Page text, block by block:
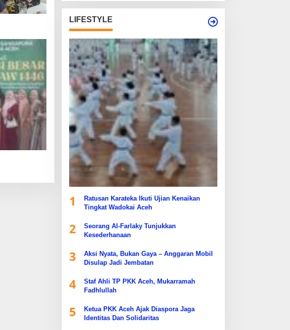
LIFESTYLE
1
Ratusan Karateka Ikuti Ujian Kenaikan
Tingkat Wadokai Aceh
2
Seorang Al-Farlaky Tunjukkan
Kesederhanaan
3
Aksi Nyata, Bukan Gaya – Anggaran Mobil
Disulap Jadi Jembatan
4
Staf Ahli TP PKK Aceh, Mukarramah
Fadhlullah
5
Ketua PKK Aceh Ajak Diaspora Jaga
Identitas Dan Solidaritas